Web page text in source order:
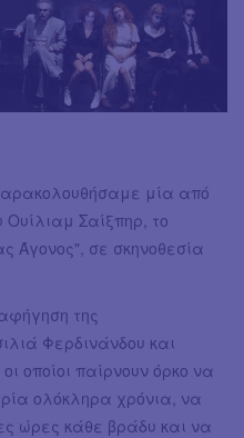
μία από
Σαίξπηρ, το
Άγονος", σε σκηνοθεσία
της
Φερδινάνδου και
οποίοι παίρνουν όρκο να
ολόκληρα χρόνια, να
ώρες κάθε βράδυ και να